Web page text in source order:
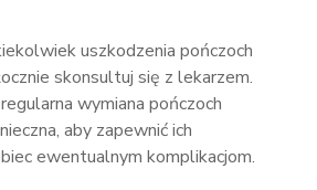
uszkodzenia pończoch
skonsultuj się z lekarzem.
wymiana pończoch
aby zapewnić ich
ewentualnym komplikacjom.